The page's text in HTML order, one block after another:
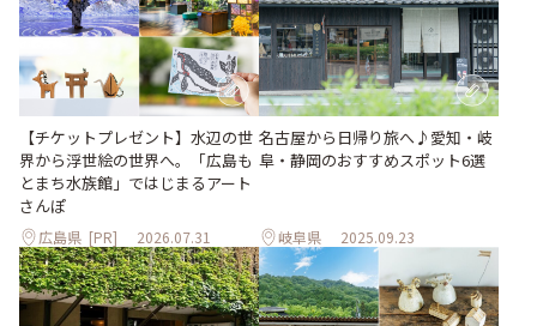
【チケットプレゼント】水辺の世
界から浮世絵の世界へ。「広島も
とまち水族館」ではじまるアート
さんぽ
広島県 [PR] 2026.07.31
名古屋から日帰り旅へ♪愛知・岐
阜・静岡のおすすめスポット6選
岐阜県 2025.09.23